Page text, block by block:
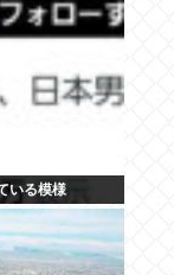
いる模様